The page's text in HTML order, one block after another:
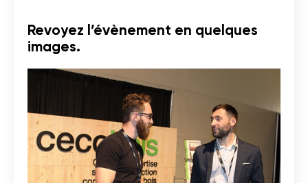
Revoyez l’évènement en quelques
images.